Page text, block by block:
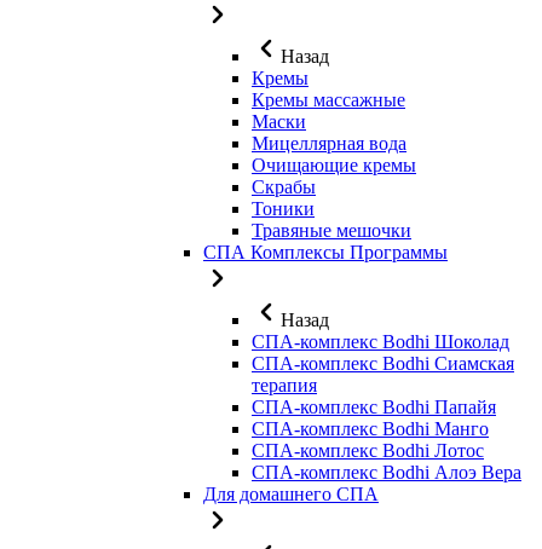
Назад
Кремы
Кремы массажные
Маски
Мицеллярная вода
Очищающие кремы
Скрабы
Тоники
Травяные мешочки
СПА Комплексы Программы
Назад
СПА-комплекс Bodhi Шоколад
СПА-комплекс Bodhi Сиамская
терапия
СПА-комплекс Bodhi Папайя
СПА-комплекс Bodhi Манго
СПА-комплекс Bodhi Лотос
СПА-комплекс Bodhi Алоэ Вера
Для домашнего СПА